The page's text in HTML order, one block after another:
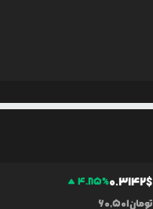
4.85%0.3142$
60,501تومان